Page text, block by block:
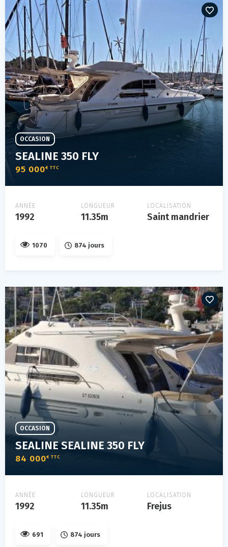
SEALINE 350 FLY
95 000€ TTC
OCCASION
ANNÉE
1992
LONGUEUR
11.35m
LOCALISATION
Saint mandrier
1070 874 jours
SEALINE SEALINE 350 FLY
84 000€ TTC
OCCASION
ANNÉE
1992
LONGUEUR
11.35m
LOCALISATION
Frejus
691 874 jours